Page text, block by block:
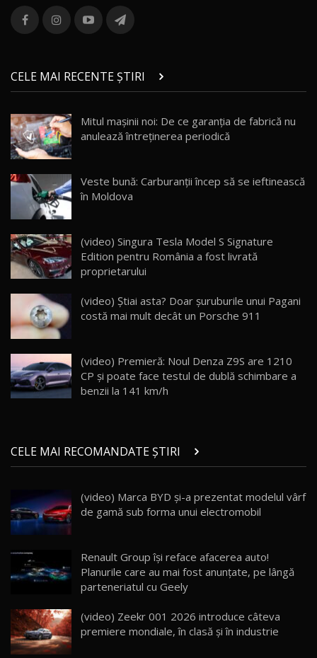
13
combină aventura cu luxul / AutoBlog.MD
36:08
chinez care face lumea să se întoarcă după el
/ AutoBlog.MD
17:27
15 14:37
16
AutoBlogMD
13:10
17 20:06
Va fi modelul nr.1 BYD în Moldova? BYD Seal U
30:08
AutoBlog.MD
23:36
20
Noul ZEEKR 7X / Test Drive AutoBlog.MD
21
Micul BYD Dolphin Surf / Test Drive
AutoBlog.MD
16:59
22
Noua Mazda 6e / Test Drive AutoBlog.MD
26:59
23
Lynk & Co 01 / Test Drive AutoBlog.MD
25:19
24
ZEEKR 009: Cel mai Performant și Confortabil
Van Electric Testat în Moldova / AutoBlog.MD
26:38
CELE MAI RECENTE ȘTIRI
Mitul mașinii noi: De ce garanția de fabrică nu
anulează întreținerea periodică
Veste bună: Carburanții încep să se ieftinească
în Moldova
(video) Singura Tesla Model S Signature
Edition pentru România a fost livrată
proprietarului
(video) Știai asta? Doar șuruburile unui Pagani
costă mai mult decât un Porsche 911
(video) Premieră: Noul Denza Z9S are 1210
CP și poate face testul de dublă schimbare a
benzii la 141 km/h
CELE MAI RECOMANDATE ȘTIRI
(video) Marca BYD şi-a prezentat modelul vârf
de gamă sub forma unui electromobil
Renault Group își reface afacerea auto!
Planurile care au mai fost anunțate, pe lângă
parteneriatul cu Geely
(video) Zeekr 001 2026 introduce câteva
premiere mondiale, în clasă și în industrie